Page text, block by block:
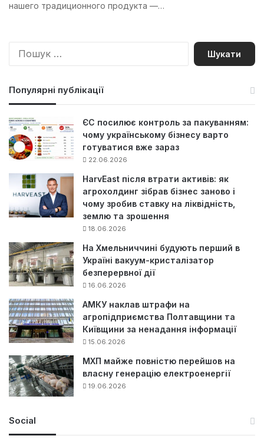
нашего традиционного продукта —…
П
Популярні публікації
ЄС посилює контроль за пакуванням:
чому українському бізнесу варто
готуватися вже зараз
22.06.2026
HarvEast після втрати активів: як
агрохолдинг зібрав бізнес заново і
чому зробив ставку на ліквідність,
землю та зрошення
18.06.2026
На Хмельниччині будують перший в
Україні вакуум-кристалізатор
безперервної дії
16.06.2026
АМКУ наклав штрафи на
агропідприємства Полтавщини та
Київщини за ненадання інформації
15.06.2026
МХП майже повністю перейшов на
власну генерацію електроенергії
19.06.2026
Social